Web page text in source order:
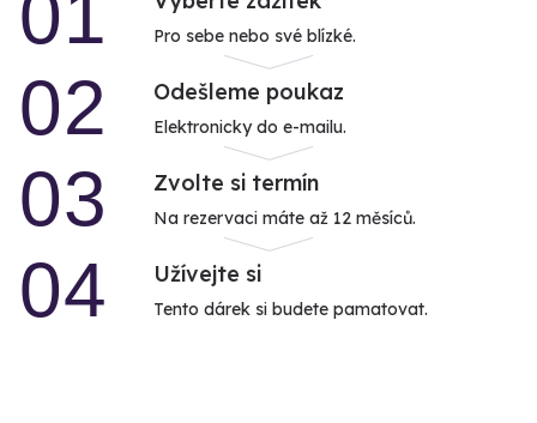
Pro sebe nebo své blízké.
02 Odešleme poukaz
Elektronicky do e-mailu.
03 Zvolte si termín
Na rezervaci máte až 12 měsíců.
04 Užívejte si
Tento dárek si budete pamatovat.